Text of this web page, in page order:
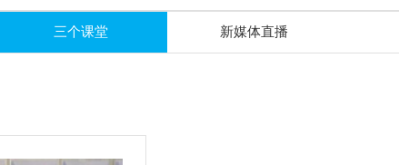
三个课堂 新媒体直播